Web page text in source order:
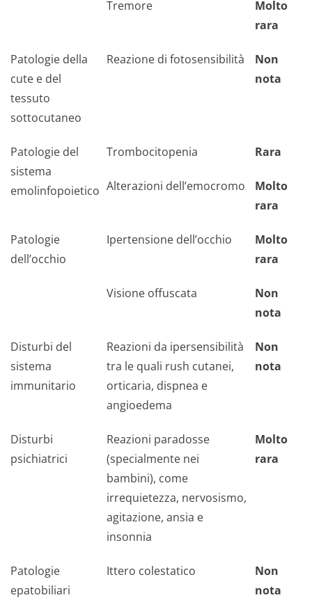
Tremore
Molto
rara
Patologie della
cute e del
tessuto
sottocutaneo
Reazione di fotosensibilità
Non
nota
Patologie del
sistema
emolinfopoietico
Trombocitopenia Rara
Alterazioni dell’emocromo
Molto
rara
Patologie
dell’occhio
Ipertensione dell’occhio
Molto
rara
Visione offuscata
Non
nota
Disturbi del
sistema
immunitario
Reazioni da ipersensibilità
tra le quali rush cutanei,
orticaria, dispnea e
angioedema
Non
nota
Disturbi
psichiatrici
Reazioni paradosse
(specialmente nei
bambini), come
irrequietezza, nervosismo,
agitazione, ansia e
insonnia
Molto
rara
Patologie
epatobiliari
Ittero colestatico
Non
nota